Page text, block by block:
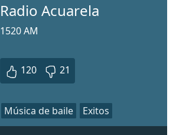
Radio Acuarela
1520 AM
120 21
Música de baile Exitos